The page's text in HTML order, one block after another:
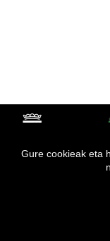
Gure cookieak eta